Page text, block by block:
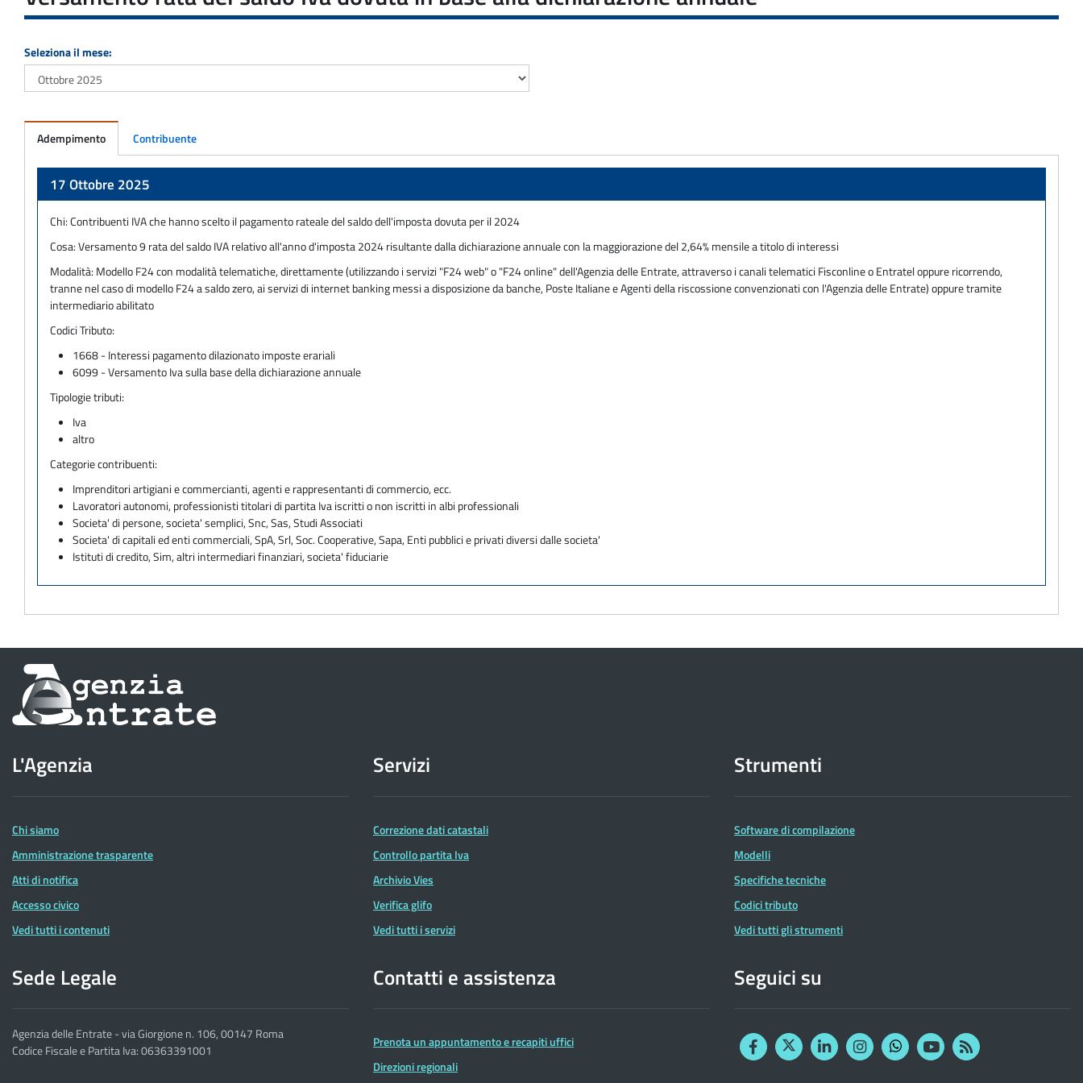
Seleziona il mese:
Adempimento Contribuente
17 Ottobre 2025
Chi:Contribuenti IVA che hanno scelto il pagamento rateale del saldo dell'imposta dovuta per il 2024
Cosa:Versamento 9 rata del saldo IVA relativo all'anno d'imposta 2024 risultante dalla dichiarazione annuale con la maggiorazione del 2,64% mensile a titolo di interessi
Modalità: Modello F24 con modalità telematiche, direttamente (utilizzando i servizi "F24 web" o "F24 online" dell'Agenzia delle Entrate, attraverso i canali telematici Fisconline o Entratel oppure ricorrendo,
tranne nel caso di modello F24 a saldo zero, ai servizi di internet banking messi a disposizione da banche, Poste Italiane e Agenti della riscossione convenzionati con l'Agenzia delle Entrate) oppure tramite
intermediario abilitato
Codici Tributo:
1668 - Interessi pagamento dilazionato imposte erariali
6099 - Versamento Iva sulla base della dichiarazione annuale
Tipologie tributi:
Iva
altro
Categorie contribuenti:
Imprenditori artigiani e commercianti, agenti e rappresentanti di commercio, ecc.
Lavoratori autonomi, professionisti titolari di partita Iva iscritti o non iscritti in albi professionali
Societa' di persone, societa' semplici, Snc, Sas, Studi Associati
Societa' di capitali ed enti commerciali, SpA, Srl, Soc. Cooperative, Sapa, Enti pubblici e privati diversi dalle societa'
Istituti di credito, Sim, altri intermediari finanziari, societa' fiduciarie
Informazioni
sul
dell'Agenzia
delle
Entrate
L'Agenzia
Chi siamo
Amministrazione trasparente
Atti di notifica
Accesso civico
Vedi tutti i contenuti
Servizi
Correzione dati catastali
Controllo partita Iva
Archivio Vies
Verifica glifo
Vedi tutti i servizi
Strumenti
Software di compilazione
Modelli
Specifiche tecniche
Codici tributo
Vedi tutti gli strumenti
Sede Legale
Agenzia delle Entrate - via Giorgione n. 106, 00147 Roma
Codice Fiscale e Partita Iva: 06363391001
Contatti e assistenza
Prenota un appuntamento e recapiti uffici
Direzioni regionali
Seguici su
FacebookTwitterLinkedinInstagram
YouTubeRSS